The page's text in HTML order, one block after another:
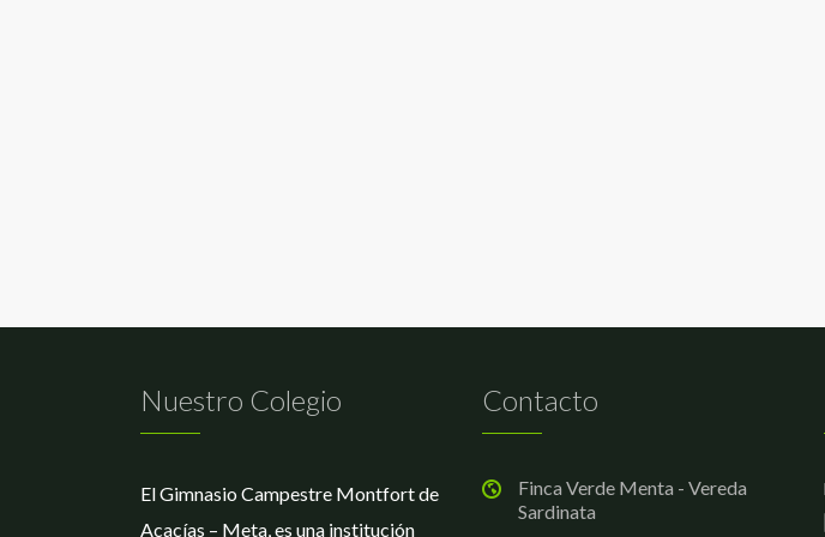
Nuestro Colegio
El Gimnasio Campestre Montfort de
Acacías – Meta, es una institución
Contacto
Finca Verde Menta - Vereda
Sardinata